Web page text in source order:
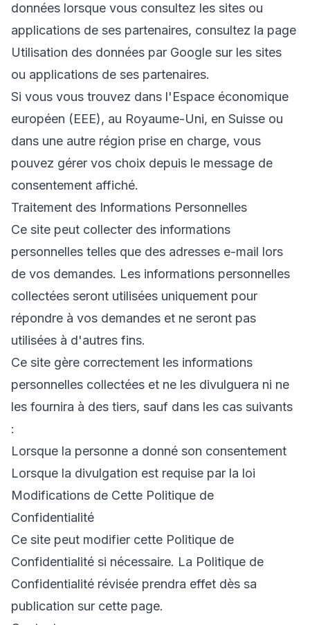
données lorsque vous consultez les sites ou
applications de ses partenaires, consultez la page
Utilisation des données par Google sur les sites
ou applications de ses partenaires.
Si vous vous trouvez dans l'Espace économique
européen (EEE), au Royaume-Uni, en Suisse ou
dans une autre région prise en charge, vous
pouvez gérer vos choix depuis le message de
consentement affiché.
Traitement des Informations Personnelles
Ce site peut collecter des informations
personnelles telles que des adresses e-mail lors
de vos demandes. Les informations personnelles
collectées seront utilisées uniquement pour
répondre à vos demandes et ne seront pas
utilisées à d'autres fins.
Ce site gère correctement les informations
personnelles collectées et ne les divulguera ni ne
les fournira à des tiers, sauf dans les cas suivants
:
Lorsque la personne a donné son consentement
Lorsque la divulgation est requise par la loi
Modifications de Cette Politique de
Confidentialité
Ce site peut modifier cette Politique de
Confidentialité si nécessaire. La Politique de
Confidentialité révisée prendra effet dès sa
publication sur cette page.